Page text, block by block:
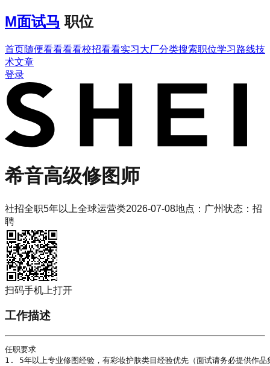
M面试马 职位
首页随便看看看看校招看看实习大厂分类搜索职位学习路线技
术文章
登录
希音高级修图师
社招全职5年以上全球运营类2026-07-08地点： 广州状态： 招
聘
扫码手机上打开
工作描述
任职要求
1. 5年以上专业修图经验，有彩妆护肤类目经验优先（面试请务必提供作品